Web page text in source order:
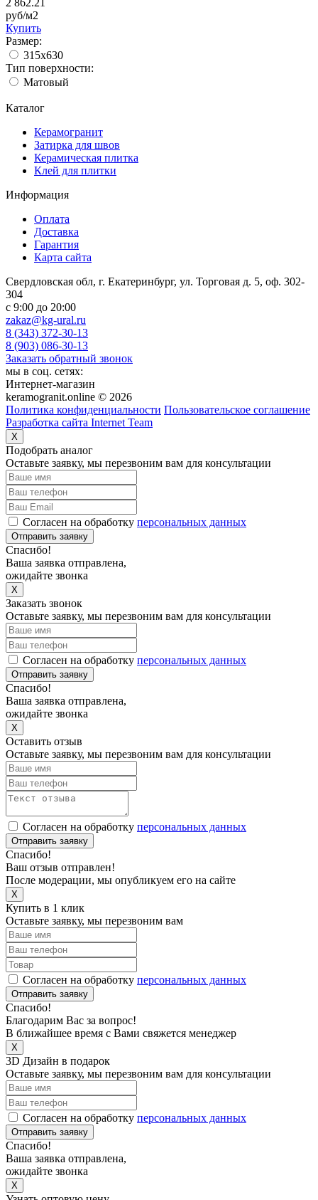
2 862.21
руб/м2
Купить
Размер:
315x630
Тип поверхности:
Матовый
Каталог
Керамогранит
Затирка для швов
Керамическая плитка
Клей для плитки
Информация
Оплата
Доставка
Гарантия
Карта сайта
Свердловская обл, г. Екатеринбург, ул. Торговая д. 5, оф. 302-
304
c 9:00 до 20:00
zakaz@kg-ural.ru
8 (343) 372-30-13
8 (903) 086-30-13
Заказать обратный звонок
мы в соц. сетях:
Интернет-магазин
keramogranit.online © 2026
Политика конфиденциальности Пользовательское соглашение
Разработка сайта Internet Team
X
Подобрать аналог
Оставьте заявку, мы перезвоним вам для консультации
Согласен на обработку персональных данных
Отправить заявку
Спасибо!
Ваша заявка отправлена,
ожидайте звонка
X
Заказать звонок
Оставьте заявку, мы перезвоним вам для консультации
Согласен на обработку персональных данных
Отправить заявку
Спасибо!
Ваша заявка отправлена,
ожидайте звонка
X
Оставить отзыв
Оставьте заявку, мы перезвоним вам для консультации
Согласен на обработку персональных данных
Отправить заявку
Спасибо!
Ваш отзыв отправлен!
После модерации, мы опубликуем его на сайте
X
Купить в 1 клик
Оставьте заявку, мы перезвоним вам
Согласен на обработку персональных данных
Отправить заявку
Спасибо!
Благодарим Вас за вопрос!
В ближайшее время с Вами свяжется менеджер
X
3D Дизайн в подарок
Оставьте заявку, мы перезвоним вам для консультации
Согласен на обработку персональных данных
Отправить заявку
Спасибо!
Ваша заявка отправлена,
ожидайте звонка
X